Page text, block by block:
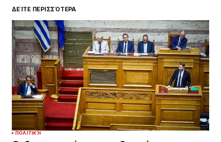
ΔΕΊΤΕ ΠΕΡΙΣΣΌΤΕΡΑ
ΠΟΛΙΤΙΚΉ